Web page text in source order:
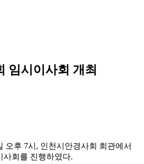
임시이사회 개최
오후 7시, 인천시안경사회 회관에서
사회를 진행하였다.